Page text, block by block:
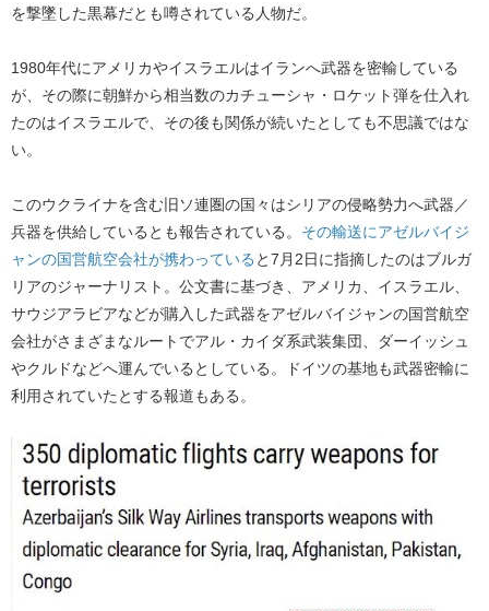
を撃墜した黒幕だとも噂されている人物だ。
1980年代にアメリカやイスラエルはイランへ武器を密輸している
が、その際に朝鮮から相当数のカチューシャ・ロケット弾を仕入れ
たのはイスラエルで、その後も関係が続いたとしても不思議ではな
い。
このウクライナを含む旧ソ連圏の国々はシリアの侵略勢力へ武器／
兵器を供給しているとも報告されている。​ その輸送にアゼルバイジ
ャンの国営航空会社が携わっている ​と7月2日に指摘したのはブルガ
リアのジャーナリスト。公文書に基づき、アメリカ、イスラエル、
サウジアラビアなどが購入した武器をアゼルバイジャンの国営航空
会社がさまざまなルートでアル・カイダ系武装集団、ダーイッシュ
やクルドなどへ運んでいるとしている。ドイツの基地も武器密輸に
利用されていたとする報道もある。